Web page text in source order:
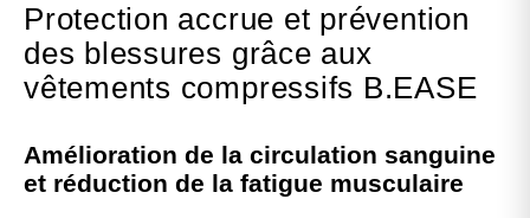
Protection accrue et prévention
des blessures grâce aux
vêtements compressifs B.EASE
Amélioration de la circulation sanguine
et réduction de la fatigue musculaire